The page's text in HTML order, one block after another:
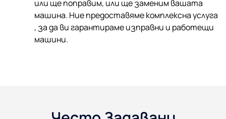
или ще поправим, или ще заменим вашата
машина. Ние предоставяме комплексна услуга
, за да ви гарантираме изправни и работещи
машини.